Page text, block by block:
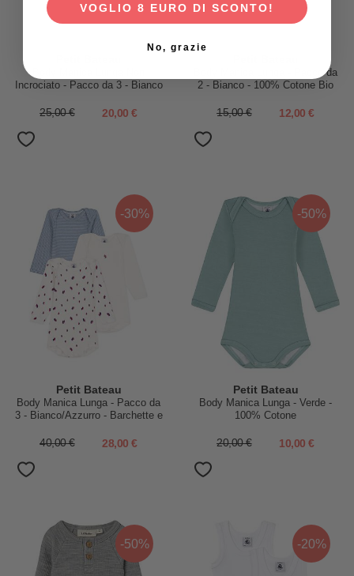
Incrociato - Pacco da 3 - Bianco
25,00 € 20,00 €
Body Manica Lunga - Pacco da
2 - Bianco - 100% Cotone Bio
15,00 € 12,00 €
-30%
Petit Bateau
Body Manica Lunga - Pacco da
3 - Bianco/Azzurro - Barchette e
40,00 € 28,00 €
-50%
Petit Bateau
Body Manica Lunga - Verde -
100% Cotone
20,00 € 10,00 €
-50% -20%
VOGLIO 8 EURO DI SCONTO!
No, grazie